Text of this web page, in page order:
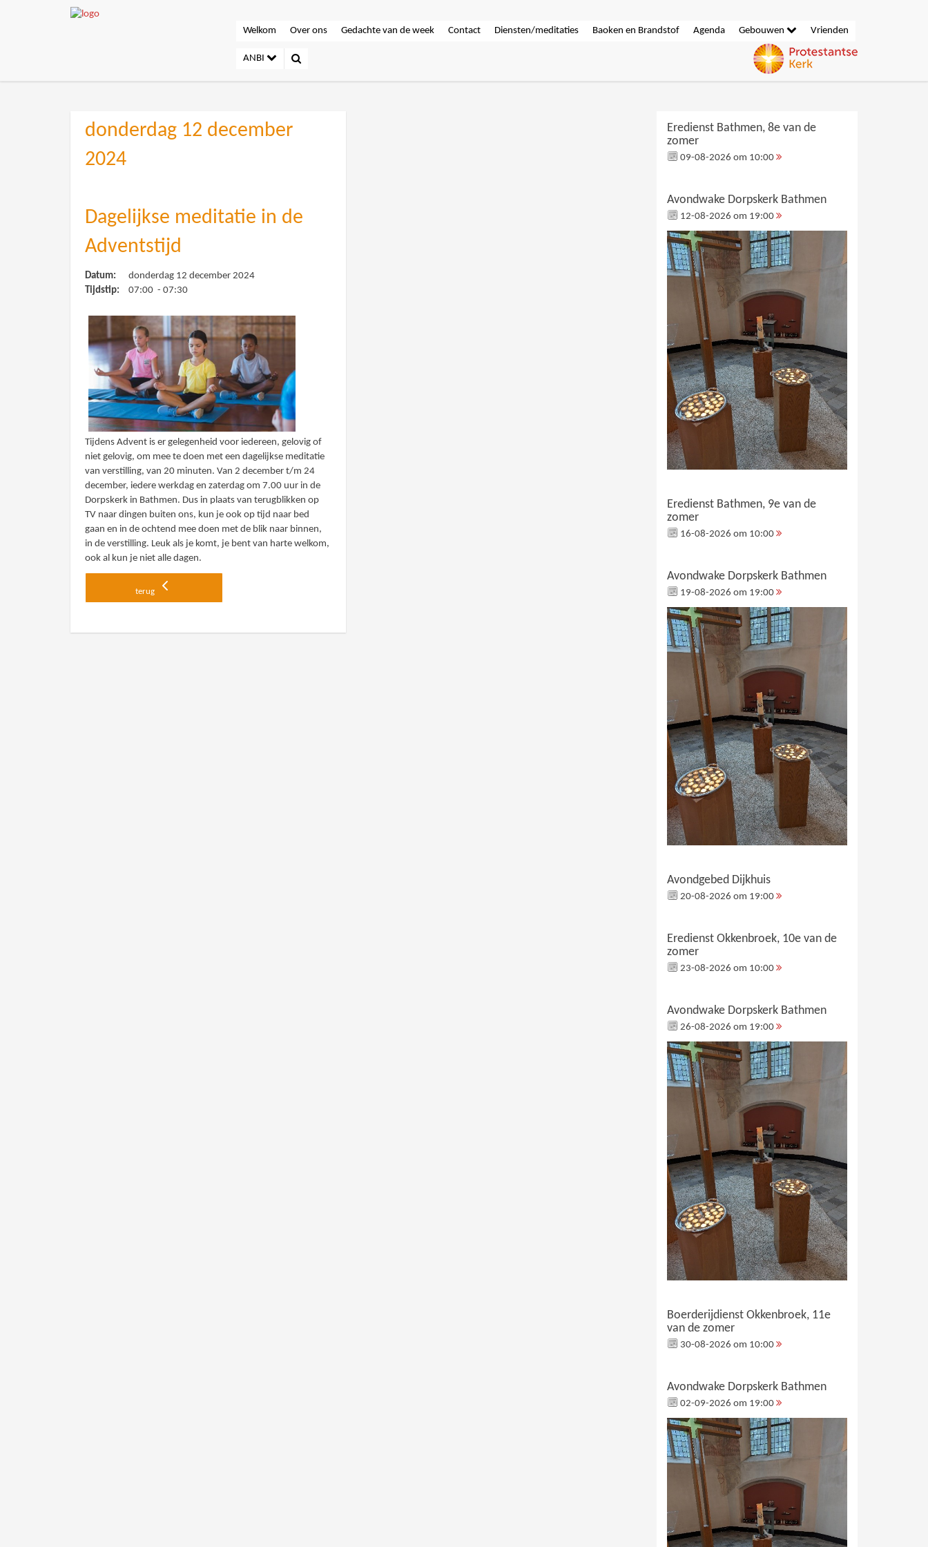
Welkom Over ons Gedachte van de week Contact Diensten/meditaties Baoken en Brandstof Agenda Gebouwen Vrienden
ANBI
donderdag 12 december
2024
Dagelijkse meditatie in de
Adventstijd
Datum:
donderdag 12 december 2024
Tijdstip:
07:00 - 07:30
Tijdens Advent is er gelegenheid voor iedereen, gelovig of
niet gelovig, om mee te doen met een dagelijkse meditatie
van verstilling, van 20 minuten. Van 2 december t/m 24
december, iedere werkdag en zaterdag om 7.00 uur in de
Dorpskerk in Bathmen. Dus in plaats van terugblikken op
TV naar dingen buiten ons, kun je ook op tijd naar bed
gaan en in de ochtend mee doen met de blik naar binnen,
in de verstilling. Leuk als je komt, je bent van harte welkom,
ook al kun je niet alle dagen.
terug
Eredienst Bathmen, 8e van de
zomer
09-08-2026 om 10:00
Avondwake Dorpskerk Bathmen
12-08-2026 om 19:00
Eredienst Bathmen, 9e van de
zomer
16-08-2026 om 10:00
Avondwake Dorpskerk Bathmen
19-08-2026 om 19:00
Avondgebed Dijkhuis
20-08-2026 om 19:00
Eredienst Okkenbroek, 10e van de
zomer
23-08-2026 om 10:00
Avondwake Dorpskerk Bathmen
26-08-2026 om 19:00
Boerderijdienst Okkenbroek, 11e
van de zomer
30-08-2026 om 10:00
Avondwake Dorpskerk Bathmen
02-09-2026 om 19:00